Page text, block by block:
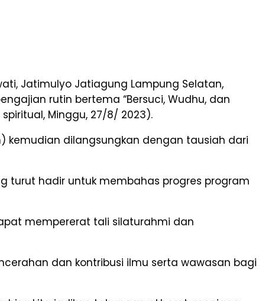
Jatimulyo Jatiagung Lampung Selatan,
rutin bertema “Bersuci, Wudhu, dan
Minggu, 27/8/ 2023).
kemudian dilangsungkan dengan tausiah dari
turut hadir untuk membahas progres program
mempererat tali silaturahmi dan
dan kontribusi ilmu serta wawasan bagi